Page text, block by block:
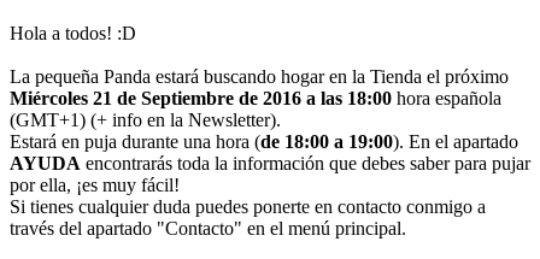
Hola a todos! :D
La pequeña Panda estará buscando hogar en la Tienda el próximo
Miércoles 21 de Septiembre de 2016 a las 18:00 hora española
(GMT+1) (+ info en la Newsletter).
Estará en puja durante una hora (de 18:00 a 19:00). En el apartado
AYUDA encontrarás toda la información que debes saber para pujar
por ella, ¡es muy fácil!
Si tienes cualquier duda puedes ponerte en contacto conmigo a
través del apartado "Contacto" en el menú principal.